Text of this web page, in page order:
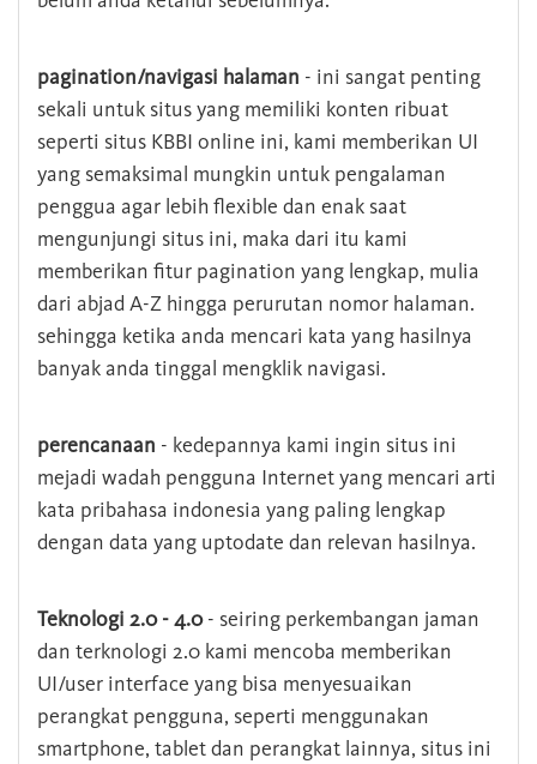
pagination/navigasi halaman - ini sangat penting
sekali untuk situs yang memiliki konten ribuat
seperti situs KBBI online ini, kami memberikan UI
yang semaksimal mungkin untuk pengalaman
penggua agar lebih flexible dan enak saat
mengunjungi situs ini, maka dari itu kami
memberikan fitur pagination yang lengkap, mulia
dari abjad A-Z hingga perurutan nomor halaman.
sehingga ketika anda mencari kata yang hasilnya
banyak anda tinggal mengklik navigasi.
perencanaan - kedepannya kami ingin situs ini
mejadi wadah pengguna Internet yang mencari arti
kata pribahasa indonesia yang paling lengkap
dengan data yang uptodate dan relevan hasilnya.
Teknologi 2.0 - 4.0- seiring perkembangan jaman
dan terknologi 2.0 kami mencoba memberikan
UI/user interface yang bisa menyesuaikan
perangkat pengguna, seperti menggunakan
smartphone, tablet dan perangkat lainnya, situs ini